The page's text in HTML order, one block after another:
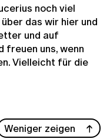
noch viel
das wir hier und
und auf
freuen uns, wenn
Vielleicht für die
Weniger zeigen